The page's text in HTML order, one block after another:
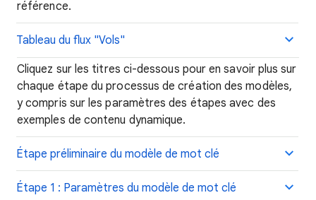
référence.
Tableau du flux "Vols"
Cliquez sur les titres ci-dessous pour en savoir plus sur
chaque étape du processus de création des modèles,
y compris sur les paramètres des étapes avec des
exemples de contenu dynamique.
Étape préliminaire du modèle de mot clé
Étape 1 : Paramètres du modèle de mot clé